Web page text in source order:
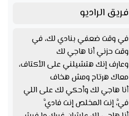
فريق الراديو
في وقت ضعفي بنادي لك، في
وقت حزني أنا هاجي لك
وعارف إنك هتشيلني على الأكتاف،
معاك هرتاح ومش هخاف
أنا هاجي لك وأحكي لك على اللي
فيَّ، إنت المخلص إنت فاديَّ